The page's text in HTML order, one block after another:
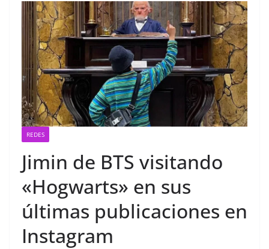
REDES
Jimin de BTS visitando
«Hogwarts» en sus
últimas publicaciones en
Instagram